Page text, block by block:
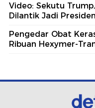
Video: Sekutu
Dilantik Jadi
Pengedar Obat
Ribuan Hexymer-